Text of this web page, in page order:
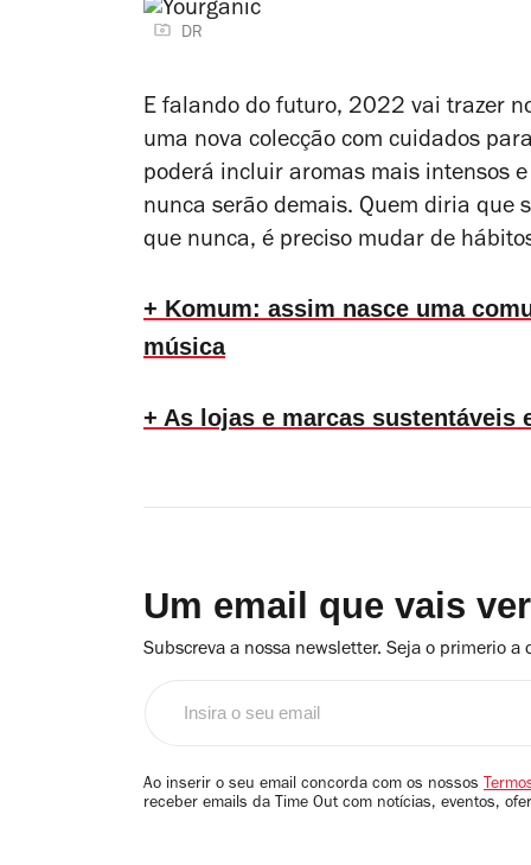
DR
E falando do futuro, 2022 vai trazer
uma nova colecção com cuidados
poderá incluir aromas mais intensos
nunca serão demais. Quem diria que
que nunca, é preciso mudar de
+ Komum: assim nasce uma
música
+ As lojas e marcas sustentáveis
Um email que vais
Subscreva a nossa newsletter. Seja o primerio
email
Ao inserir o seu email concorda com os nossos
receber emails da Time Out com notícias, eventos,